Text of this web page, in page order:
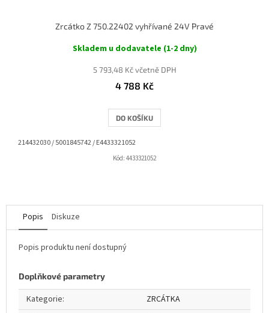
Zrcátko Z 750.22402 vyhřívané 24V Pravé
Skladem u dodavatele (1-2 dny)
5 793,48 Kč včetně DPH
4 788 Kč
DO KOŠÍKU
214432030 / 5001845742 / E4433321052
Kód: 4433321052
Popis Diskuze
Popis produktu není dostupný
Doplňkové parametry
Kategorie:
ZRCÁTKA